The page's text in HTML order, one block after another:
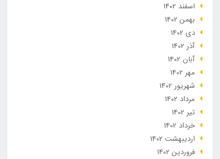
اسفند 1402
بهمن 1402
دی 1402
آذر 1402
آبان 1402
مهر 1402
شهریور 1402
مرداد 1402
تير 1402
خرداد 1402
ارديبهشت 1402
فروردین 1402